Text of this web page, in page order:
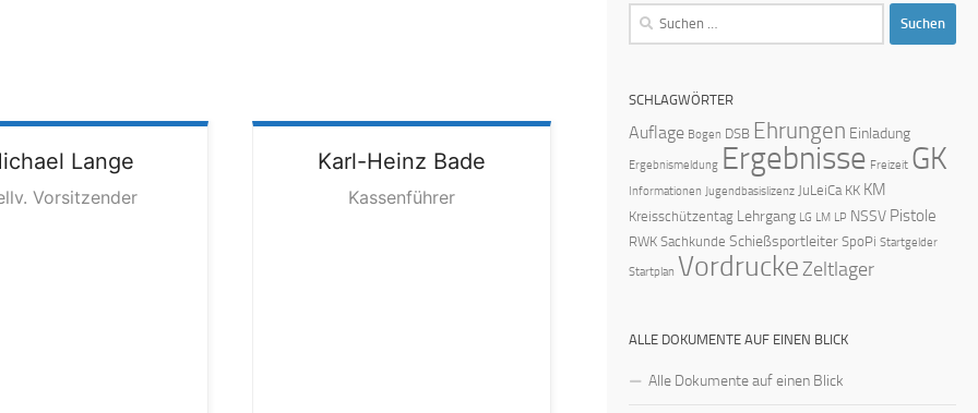
Lange
Vorsitzender
Karl-Heinz Bade
Kassenführer
Suchen
SCHLAGWÖRTER
Auflage Bogen DSB Ehrungen Einladung
Ergebnismeldung Ergebnisse Freizeit GK
Informationen Jugendbasislizenz JuLeiCa KK KM
Kreisschützentag Lehrgang LG LM LP NSSV Pistole
RWK Sachkunde Schießsportleiter SpoPi Startgelder
Startplan VordruckeZeltlager
ALLE DOKUMENTE AUF EINEN BLICK
Alle Dokumente auf einen Blick